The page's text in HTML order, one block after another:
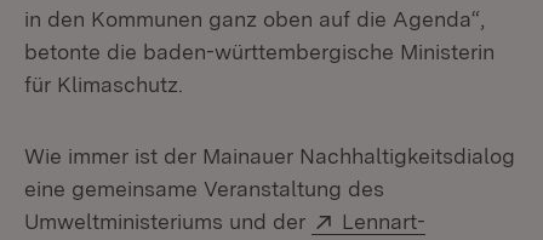
in den Kommunen ganz oben auf die Agenda“,
betonte die baden-württembergische Ministerin
für Klimaschutz.
Wie immer ist der Mainauer Nachhaltigkeitsdialog
eine gemeinsame Veranstaltung des
Umweltministeriums und der
Extern:
Lennart-